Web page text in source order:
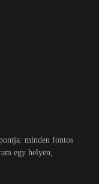
minden fontos
egy helyen,